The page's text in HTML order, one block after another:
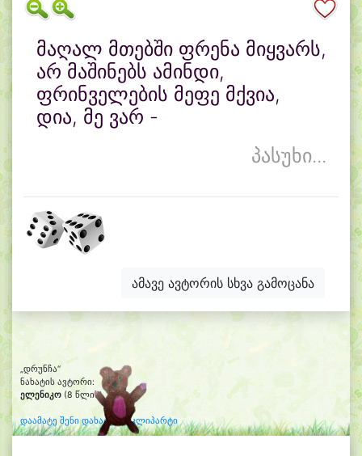
მაღალ მთებში ფრენა მიყვარს,
არ მაშინებს ამინდი,
ფრინველების მეფე მქვია,
დია, მე ვარ -
პასუხი...
ამავე ავტორის სხვა გამოცანა
„დრუნჩა“
ნახატის ავტორი:
ელენიკო (8 წლის)
დაამატე შენი დახატული კლიპარტი